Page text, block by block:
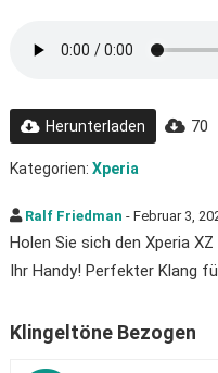
Herunterladen 70
Kategorien: Xperia
Ralf Friedman - Februar 3,
Holen Sie sich den Xperia
Ihr Handy! Perfekter Klang
Klingeltöne Bezogen